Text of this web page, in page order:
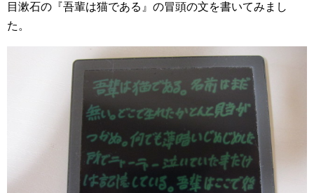
目漱石の『吾輩は猫である』の冒頭の文を書いてみまし
た。